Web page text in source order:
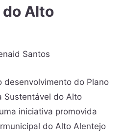
Alto
Santos
desenvolvimento do Plano
Sustentável do Alto
iniciativa promovida
do Alto Alentejo